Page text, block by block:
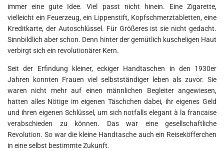
immer eine gute Idee. Viel passt nicht hinein. Eine Zigarette,
vielleicht ein Feuerzeug, ein Lippenstift, Kopfschmerztabletten, eine
Kreditkarte, der Autoschlüssel. Für Größeres ist sie nicht gedacht.
Sinnbildlich aber schon. Denn hinter der gemütlich kuscheligen Haut
verbirgt sich ein revolutionärer Kern.
Seit der Erfindung kleiner, eckiger Handtaschen in den 1930er
Jahren konnten Frauen viel selbstständiger leben als zuvor. Sie
waren nicht mehr auf einen männlichen Begleiter angewiesen,
hatten alles Nötige im eigenen Täschchen dabei, ihr eigenes Geld
und ihren eigenen Schlüssel, um sich notfalls elegant à la francaise
verabschieden zu können. Das war eine gesellschaftliche
Revolution. So war die kleine Handtasche auch ein Reiseköfferchen
in eine selbst bestimmte Zukunft.